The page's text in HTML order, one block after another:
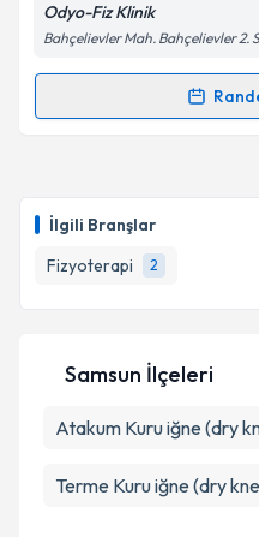
İlgili Branşlar
Fizyoterapi
2
kapsamda
Takvim
Odyo-Fiz Klinik
Bahçelievler Mah. Bahçelievler 2.
Randevu Takvimi
hazırlandığında e-
E-posta Adresiniz
Metni'ni okudum
Samsun İlçeleri
Atakum Kuru iğne (dry
Terme Kuru iğne (dry